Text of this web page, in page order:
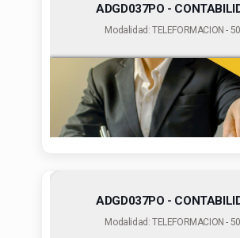
ADGD037PO -
Modalidad: TELEFORMACION - 50
ADGD037PO -
Modalidad: TELEFORMACION - 50